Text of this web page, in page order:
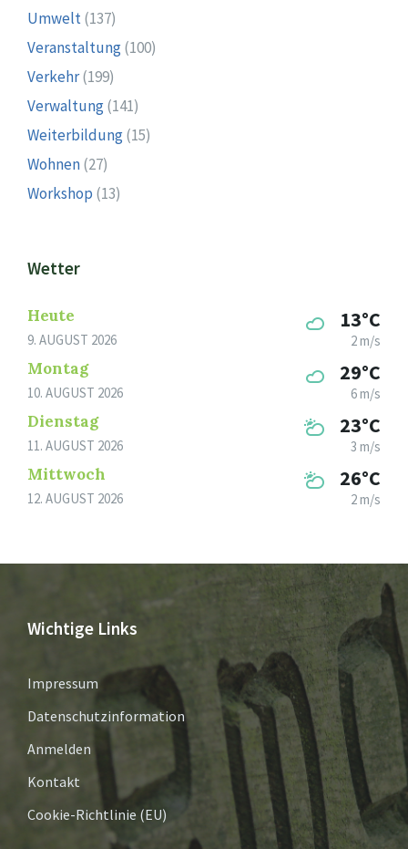
Umwelt(137)
Veranstaltung(100)
Verkehr(199)
Verwaltung(141)
Weiterbildung(15)
Wohnen(27)
Workshop (13)
Wetter
Heute
9. AUGUST 2026
13°C
2 m/s
Montag
10. AUGUST 2026
29°C
6 m/s
Dienstag
11. AUGUST 2026
23°C
3 m/s
Mittwoch
12. AUGUST 2026
26°C
2 m/s
Wichtige Links
Impressum
Datenschutzinformation
Anmelden
Kontakt
Cookie-Richtlinie (EU)